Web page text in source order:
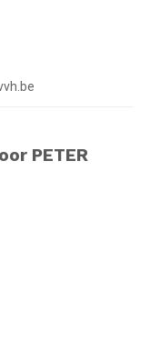
PETER